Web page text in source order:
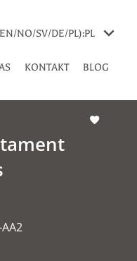
NO/SV/DE/PL):PL
KONTAKT BLOG